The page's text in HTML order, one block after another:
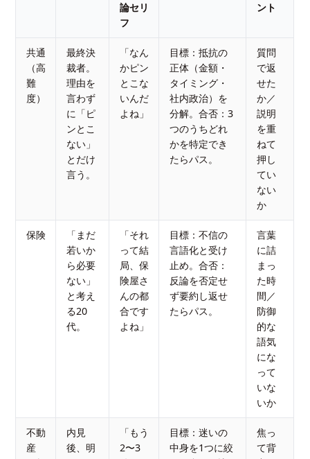
論セリ
フ
ント
共通
（高
難
度）
最終決
裁者。
理由を
言わず
に「ピ
ンとこ
ない」
とだけ
言う。
「なん
かピン
とこな
いんだ
よね」
目標：抵抗の
正体（金額・
タイミング・
社内政治）を
分解。合否：3
つのうちどれ
かを特定でき
たらパス。
質問
で返
せた
か／
説明
を重
ねて
押し
てい
ない
か
保険
「まだ
若いか
ら必要
ない」
と考え
る20
代。
「それ
って結
局、保
険屋さ
んの都
合です
よね」
目標：不信の
言語化と受け
止め。合否：
反論を否定せ
ず要約し返せ
たらパス。
言葉
に詰
まっ
た時
間／
防御
的な
語気
にな
って
いな
いか
不動
産
内見
後、明
「もう
2〜3
目標：迷いの
中身を1つに絞
焦っ
て背